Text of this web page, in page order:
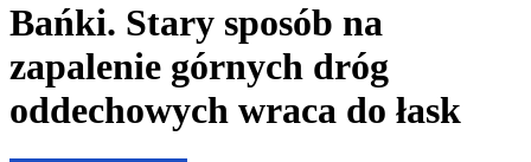
Bańki. Stary sposób na
zapalenie górnych dróg
oddechowych wraca do łask